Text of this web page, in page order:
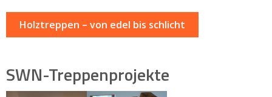
Holztreppen – von edel bis schlicht
SWN-Treppenprojekte